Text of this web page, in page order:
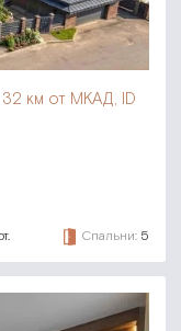
32 км от МКАД, ID
Спальни: 5